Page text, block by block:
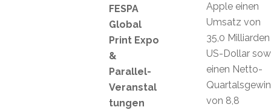
Apple einen
Umsatz von
35,0 Milliarden
US-Dollar
einen Netto-
von 8,8
FESPA
Global
Print Expo
&
Parallel-
Veranstal
tungen